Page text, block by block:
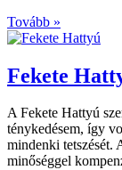
Tovább »
Fekete
A Fekete Hattyú
ténykedésem, így
mindenki tetszését.
minőséggel